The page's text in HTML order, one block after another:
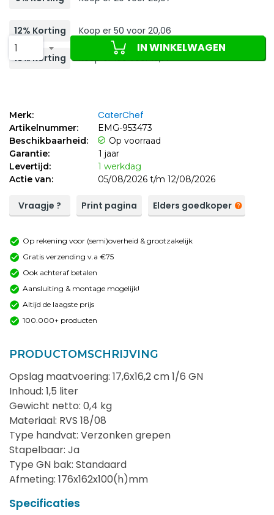
12% Korting Koop er 50 voor 20,06
16% Korting Koop er 100 voor 19,14
1 IN WINKELWAGEN
Merk: CaterChef
Artikelnummer:
EMG-953473
Beschikbaarheid:
Op voorraad
Garantie:
1 jaar
Levertijd:
1 werkdag
Actie van:
05/08/2026 t/m 12/08/2026
Vraagje ? Print pagina Elders goedkoper
Op rekening voor (semi)overheid & grootzakelijk
Gratis verzending v.a €75
Ook achteraf betalen
Aansluiting & montage mogelijk!
Altijd de laagste prijs
100.000+ producten
PRODUCTOMSCHRIJVING
Opslag maatvoering: 17,6x16,2 cm 1/6 GN
Inhoud: 1,5 liter
Gewicht netto: 0,4 kg
Materiaal: RVS 18/08
Type handvat: Verzonken grepen
Stapelbaar: Ja
Type GN bak: Standaard
Afmeting: 176x162x100(h)mm
Specificaties